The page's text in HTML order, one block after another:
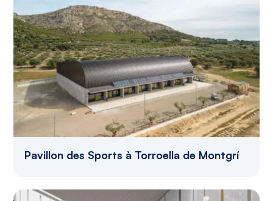
Pavillon des Sports à Torroella de Montgrí